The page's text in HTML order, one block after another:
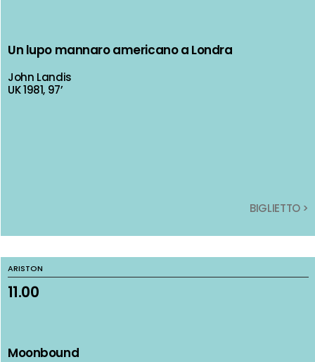
Un lupo mannaro americano a Londra
John Landis
UK 1981, 97’
BIGLIETTO >
Un lupo mannaro americano a Londra
John Landis
UK 1981, 97’
BIGLIETTO >
ARISTON
11.00
Moonbound
ARISTON
11.00
Moonbound